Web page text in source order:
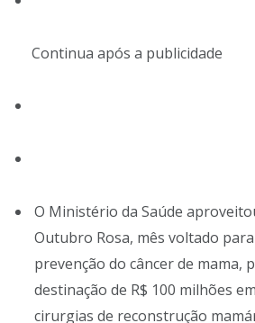
Continua após a publicidade
O Ministério da Saúde
Outubro Rosa, mês voltado
prevenção do câncer de mama,
destinação de R$ 100 milhões
cirurgias de reconstrução